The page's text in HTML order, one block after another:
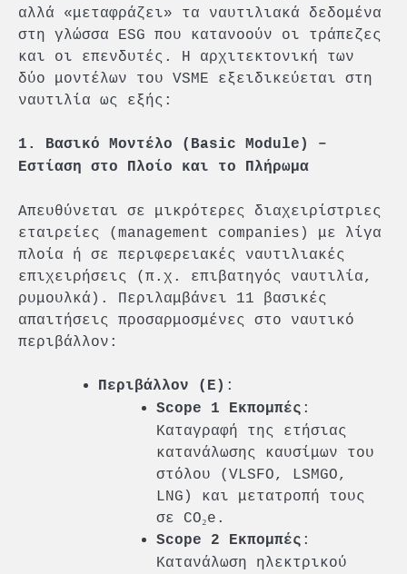
αλλά «μεταφράζει» τα ναυτιλιακά δεδομένα
στη γλώσσα ESG που κατανοούν οι τράπεζες
και οι επενδυτές. Η αρχιτεκτονική των
δύο μοντέλων του VSME εξειδικεύεται στη
ναυτιλία ως εξής:
1. Βασικό Μοντέλο (Basic Module) –
Εστίαση στο Πλοίο και το Πλήρωμα
Απευθύνεται σε μικρότερες διαχειρίστριες
εταιρείες (management companies) με λίγα
πλοία ή σε περιφερειακές ναυτιλιακές
επιχειρήσεις (π.χ. επιβατηγός ναυτιλία,
ρυμουλκά). Περιλαμβάνει 11 βασικές
απαιτήσεις προσαρμοσμένες στο ναυτικό
περιβάλλον:
Περιβάλλον (E) :
Scope 1 Εκπομπές :
Καταγραφή της ετήσιας
κατανάλωσης καυσίμων του
στόλου (VLSFO, LSMGO,
LNG) και μετατροπή τους
σε CO₂e.
Scope 2 Εκπομπές :
Κατανάλωση ηλεκτρικού